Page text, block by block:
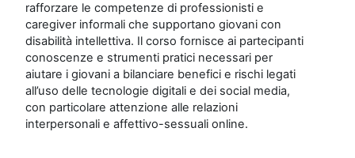
rafforzare le competenze di professionisti e
caregiver informali che supportano giovani con
disabilità intellettiva. Il corso fornisce ai partecipanti
conoscenze e strumenti pratici necessari per
aiutare i giovani a bilanciare benefici e rischi legati
all’uso delle tecnologie digitali e dei social media,
con particolare attenzione alle relazioni
interpersonali e affettivo-sessuali online.